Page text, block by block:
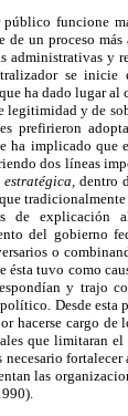
funcione
de un proceso
administrativas y
se
ha dado lugar al
legitimidad y de
prefirieron
ha implicado que
dos líneas
dentro
de explicación
del gobierno
o
ésta tuvo como
y trajo
Desde
hacerse cargo
que limitaran
necesario
las